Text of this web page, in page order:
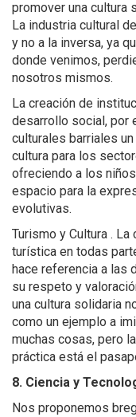
promover una cultura
La industria cultural
y no a la inversa, ya
donde venimos,
nosotros mismos.
La creación de
desarrollo social, por
culturales barriales
cultura para los
ofreciendo a los
espacio para la
evolutivas.
Turismo y Cultura .
turística en todas
hace referencia a las
su respeto y
una cultura solidaria
como un ejemplo a
muchas cosas, pero
práctica está el
8. Ciencia y
Nos proponemos